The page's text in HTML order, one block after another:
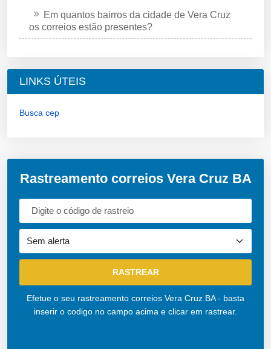
Em quantos bairros da cidade de Vera Cruz
os correios estão presentes?
LINKS ÚTEIS
Busca cep
Rastreamento correios Vera Cruz BA
Efetue o seu rastreamento correios Vera Cruz BA - basta
inserir o codigo no campo acima e clicar em rastrear.